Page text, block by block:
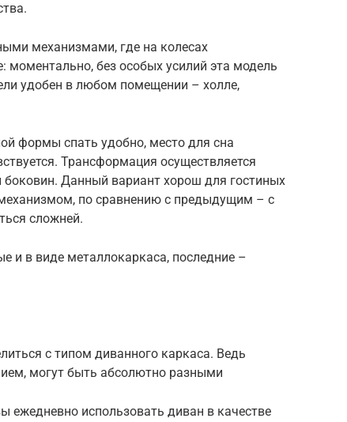
механизмами, где на колесах
моментально, без особых усилий эта модель
удобен в любом помещении – холле,
формы спать удобно, место для сна
Трансформация осуществляется
Данный вариант хорош для гостиных
по сравнению с предыдущим – с
сложней.
и в виде металлокаркаса, последние –
с типом диванного каркаса. Ведь
могут быть абсолютно разными
ежедневно использовать диван в качестве